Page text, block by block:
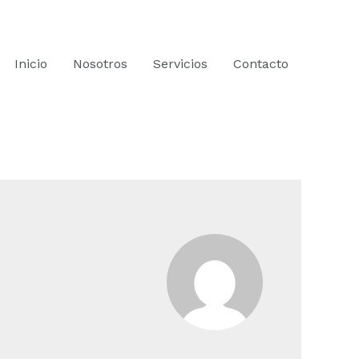
Inicio Nosotros Servicios Contacto